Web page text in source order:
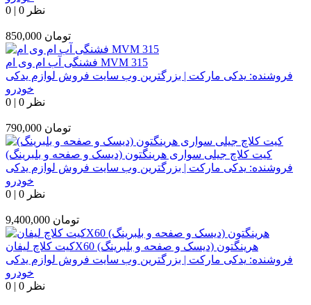
0 | 0 نظر
850,000 تومان
فشنگی آب ام وی ام MVM 315
فروشنده: یدکی مارکت | بزرگترین وب سایت فروش لوازم یدکی
خودرو
0 | 0 نظر
790,000 تومان
کیت کلاچ جیلی سواری هرینگتون (دیسک و صفحه و بلبرینگ)
فروشنده: یدکی مارکت | بزرگترین وب سایت فروش لوازم یدکی
خودرو
0 | 0 نظر
9,400,000 تومان
کیت کلاچ لیفانX60 هرینگتون (دیسک و صفحه و بلبرینگ)
فروشنده: یدکی مارکت | بزرگترین وب سایت فروش لوازم یدکی
خودرو
0 | 0 نظر